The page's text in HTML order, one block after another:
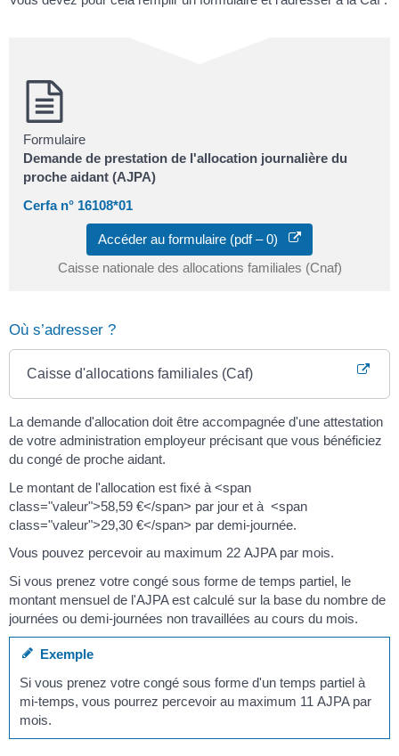
Formulaire
Demande de prestation de l'allocation journalière du
proche aidant (AJPA)
Cerfa n° 16108*01
Accéder au formulaire (pdf – 0)
Caisse nationale des allocations familiales (Cnaf)
Où s’adresser ?
Caisse d'allocations familiales (Caf)
La demande d'allocation doit être accompagnée d'une attestation
de votre administration employeur précisant que vous bénéficiez
du congé de proche aidant.
Le montant de l'allocation est fixé à <span
class="valeur">58,59 €</span> par jour et à <span
class="valeur">29,30 €</span> par demi-journée.
Vous pouvez percevoir au maximum 22 AJPA par mois.
Si vous prenez votre congé sous forme de temps partiel, le
montant mensuel de l'AJPA est calculé sur la base du nombre de
journées ou demi-journées non travaillées au cours du mois.
Exemple
Si vous prenez votre congé sous forme d'un temps partiel à
mi-temps, vous pourrez percevoir au maximum 11 AJPA par
mois.